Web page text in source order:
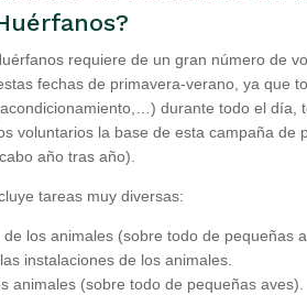
requiere de un gran número de
fechas de primavera-verano, ya que
durante todo el día,
voluntarios la base de esta campaña
año tras año).
tareas muy diversas:
los animales (sobre todo de pequeñas
instalaciones de los animales.
animales (sobre todo de pequeñas aves).